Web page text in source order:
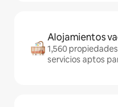
Alojamientos
1,560
servicios aptos